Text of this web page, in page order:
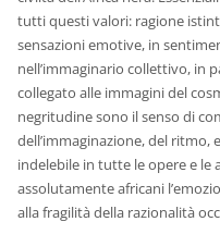
tutti questi valori: ragione
sensazioni emotive, in
nell’immaginario collettivo, in
collegato alle immagini del
negritudine sono il senso di
dell’immaginazione, del ritmo,
indelebile in tutte le opere e le
assolutamente africani
alla fragilità della razionalità